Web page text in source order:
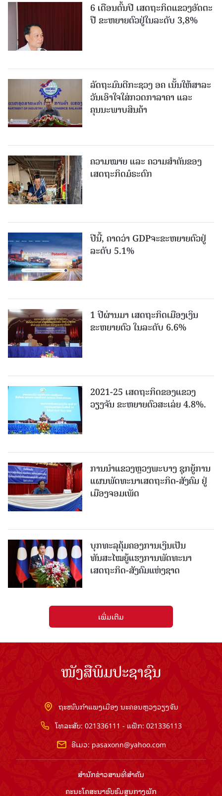
6 ເດືອນຕົ້ນປີ ເສດຖະກິດແຂວງອັດຕະ
ປື ຂະຫຍາຍຕົວຢູ່ໃນລະດັບ 3,8%
ລັດຖະມົນຕີກະຊວງ ອຄ ເນັ້ນໃຫ້ສາລະ
ວັນເອົາໃຈໃສ່ກວດກາລາຄາ ແລະ
ຄຸນນະພາບສິນຄ້າ
ຄວາມໝາຍ ແລະ ຄວາມສໍາຄັນຂອງ
ເສດຖະກິດມໍຣະດົກ
ປີນີ້, ຄາດວ່າ GDPຈະຂະຫຍາຍຕົວຢູ່
ລະດັບ 5.1%
1 ປີຜ່ານມາ ເສດຖະກິດເມືອງເງິນ
ຂະຫຍາຍຕົວ ໃນລະດັບ 6.6%
2021-25 ເສດຖະກິດຂອງແຂວງ
ວຽງຈັນ ຂະຫຍາຍຕົວສະເລ່ຍ 4.8%.
ການນຳແຂວງຫຼວງພະບາງ ຊຸກຍູ້ການ
ແຜນພັດທະນາເສດຖະກິດ-ສັງຄົມ ຢູ່
ເມືອງຈອມເພັດ
ບຸກທະລຸຄຸ້ມຄອງການເງິນເປັນ
ທັນສະໄໝຍູ້ແຮງການພັດທະນາ
ເສດຖະກິດ-ສັງຄົມແຫ່ງຊາດ
ເພີ່ມເຕີມ
ໜັງສືພິມປະຊາຊົນ
ຖະໜົນກຳແພງເມືອງ ນະຄອນຫຼວງວຽງຈັນ
ໂທລະສັບ: 021336111 - ແຟັກ: 021336113
ອີເມວ: pasaxonn@yahoo.com
ສຳ​ນັກ​ຂ່າວ​ສານ​ທີ່​ສຳ​ຄັນ​
ຄະນະໂຄສະນາອົບຮົມ​ສູນ​ກາງ​ພັກ